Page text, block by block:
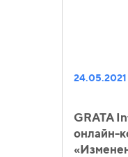
24.05.2021
GRATA
онлайн-